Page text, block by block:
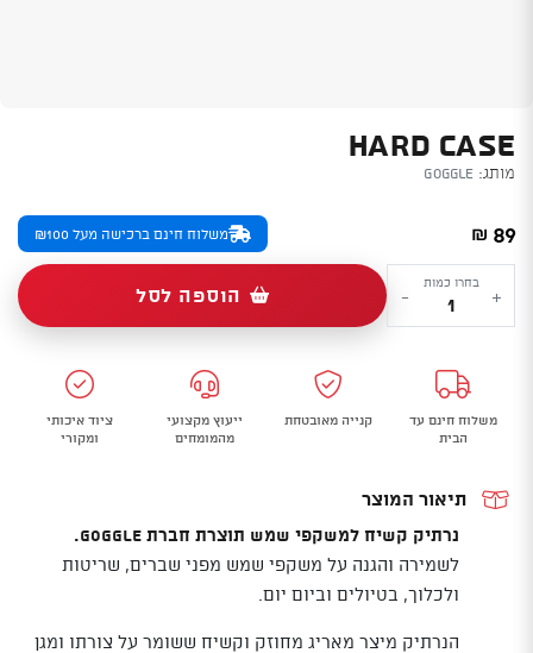
HARD CASE
מותג: Goggle
₪ 89 משלוח חינם ברכישה מעל ₪100
+
כמות
של
Case
בחרו כמות
- הוספה לסל
משלוח חינם עד
הבית
קנייה מאובטחת
ייעוץ מקצועי
מהמומחים
ציוד איכותי
ומקורי
תיאור המוצר
נרתיק קשיח למשקפי שמש תוצרת חברת Goggle.
לשמירה והגנה על משקפי שמש מפני שברים, שריטות
ולכלוך, בטיולים וביום יום.
הנרתיק מיצר מאריג מחוזק וקשיח ששומר על צורתו ומגן